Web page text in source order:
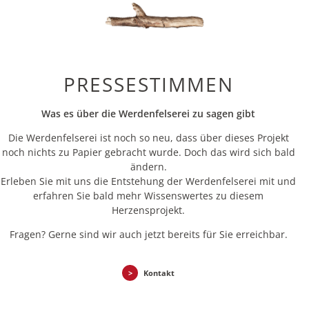
PRESSESTIMMEN
Was es über die Werdenfelserei zu sagen gibt
Die Werdenfelserei ist noch so neu, dass über dieses Projekt
noch nichts zu Papier gebracht wurde. Doch das wird sich bald
ändern.
Erleben Sie mit uns die Entstehung der Werdenfelserei mit und
erfahren Sie bald mehr Wissenswertes zu diesem
Herzensprojekt.
Fragen? Gerne sind wir auch jetzt bereits für Sie erreichbar.
Kontakt